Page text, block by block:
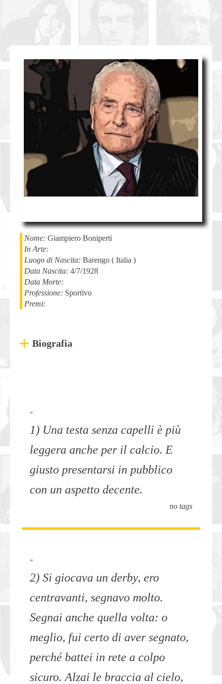
Nome: Giampiero Boniperti
In Arte:
Luogo di Nascita: Barengo ( Italia )
Data Nascita: 4/7/1928
Data Morte:
Professione: Sportivo
Premi:
Biografia
»
1) Una testa senza capelli è più
leggera anche per il calcio. E
giusto presentarsi in pubblico
con un aspetto decente.
no tags
»
2) Si giocava un derby, ero
centravanti, segnavo molto.
Segnai anche quella volta: o
meglio, fui certo di aver segnato,
perché battei in rete a colpo
sicuro. Alzai le braccia al cielo,